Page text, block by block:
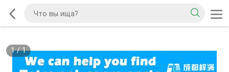
1/1